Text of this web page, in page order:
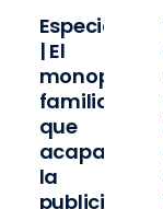
Especial
| El
monopolio
familiar
que
acapara
la
publicidad